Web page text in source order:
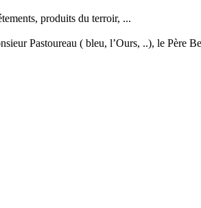
produits du terroir, ...
Pastoureau ( bleu, l’Ours, ..), le Père